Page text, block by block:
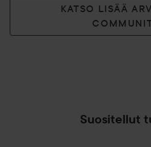
KATSO LISÄÄ
Suositellut